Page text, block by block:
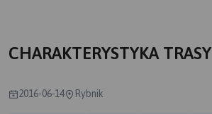
CHARAKTERYSTYKA TRASY
2016-06-14 Rybnik